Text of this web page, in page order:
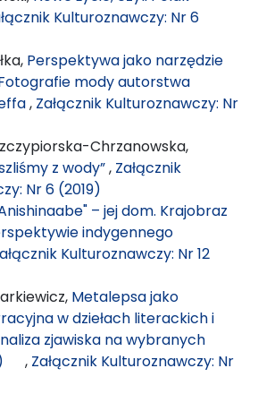
Kulturoznawczy: Nr 6
Perspektywa jako narzędzie
mody autorstwa
, Załącznik Kulturoznawczy: Nr
Chrzanowska,
z wody”, Załącznik
Nr 6 (2019)
– jej dom. Krajobraz
indygennego
Kulturoznawczy: Nr 12
Metalepsa jako
w dziełach literackich i
zjawiska na wybranych
, Załącznik Kulturoznawczy: Nr